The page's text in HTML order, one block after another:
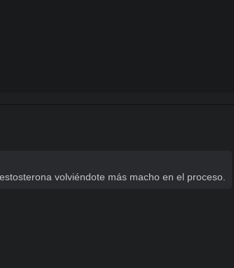
volviéndote más macho en el proceso.